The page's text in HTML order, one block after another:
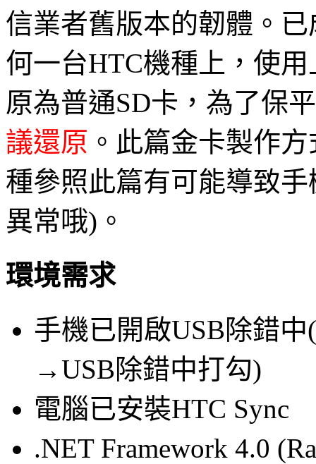
信業者舊版本的韌體。
何一台HTC機種上，使
原為普通SD卡，為了保
議還原 。此篇金卡製作
種參照此篇有可能導致
異常哦)。
環境需求
手機已開啟USB除錯
→USB除錯中打勾)
電腦已安裝HTC Sync
.NET Framework 4.0